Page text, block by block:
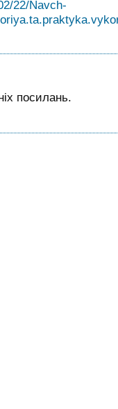
22/Navch-
посилань.